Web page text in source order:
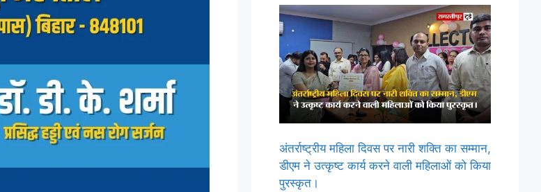
अंतर्राष्ट्रीय महिला दिवस पर नारी शक्ति का सम्मान,
डीएम ने उत्कृष्ट कार्य करने वाली महिलाओं को किया
पुरस्कृत।